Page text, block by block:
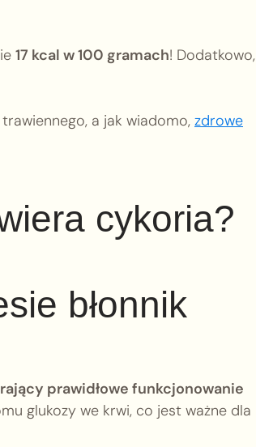
17 kcal w 100 gramach! Dodatkowo,
a jak wiadomo, zdrowe
cykoria?
błonnik
prawidłowe funkcjonowanie
glukozy we krwi, co jest ważne dla